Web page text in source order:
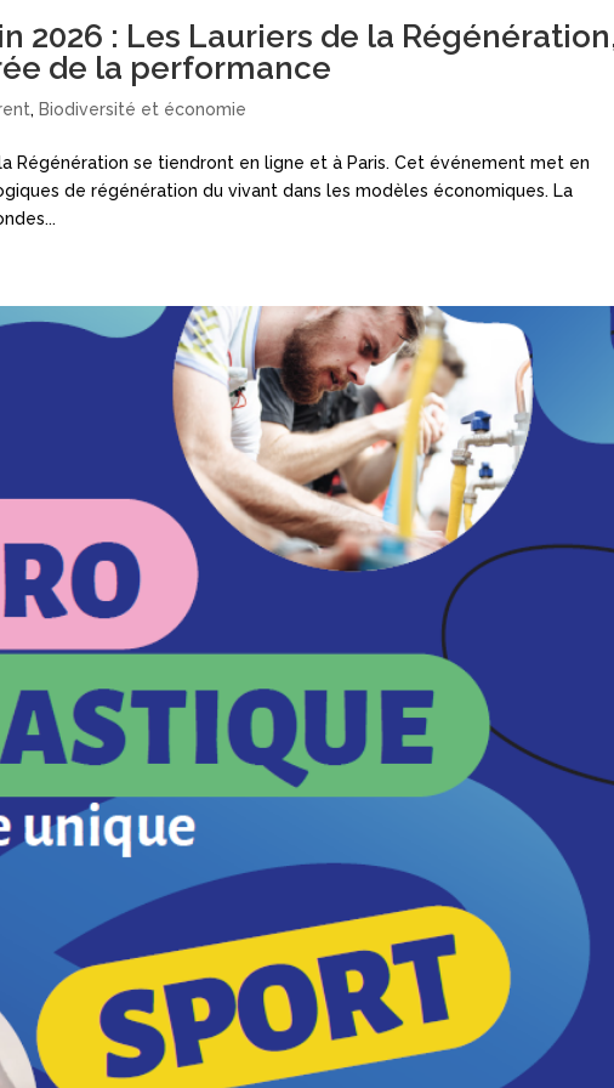
2026 : Les Lauriers de la
de la performance
, Biodiversité et économie
Régénération se tiendront en ligne et à Paris. Cet événement met en
de régénération du vivant dans les modèles économiques. La